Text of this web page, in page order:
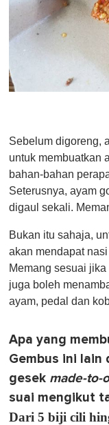
Sebelum digoreng,
untuk membuatkan
bahan-bahan
Seterusnya, ayam
digaul sekali.
Bukan itu sahaja,
akan mendapat
Memang sesuai
juga boleh
ayam, pedal dan
Apa yang
Gembus ini lain
gesek made-to-
suai mengikut
Dari 5 biji cili